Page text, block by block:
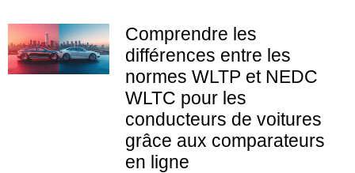
Comprendre les
différences entre les
normes WLTP et NEDC
WLTC pour les
conducteurs de voitures
grâce aux comparateurs
en ligne